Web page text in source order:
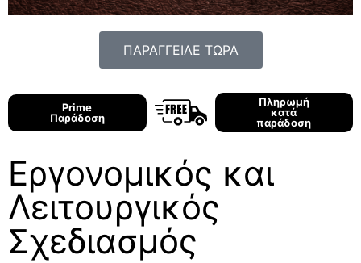
ΠΑΡΑΓΓΕΙΛΕ ΤΩΡΑ
Prime
Παράδοση
Πληρωμή
κατά
παράδοση
Εργονομικός και
Λειτουργικός
Σχεδιασμός